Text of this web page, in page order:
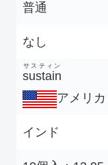
普通
なし
sustain
サスティン
アメリカ
インド